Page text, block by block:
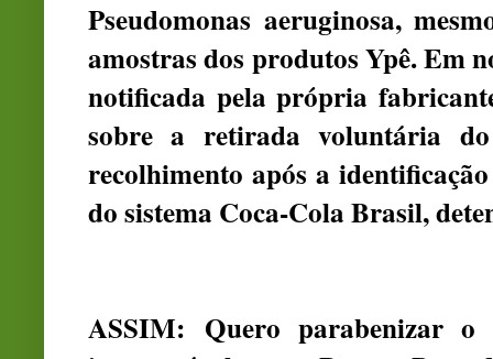
Pseudomonas aeruginosa,
amostras dos produtos Ypê. Em
notificada pela própria
sobre a retirada voluntária
recolhimento após a
do sistema Coca-Cola Brasil,
ASSIM: Quero parabenizar